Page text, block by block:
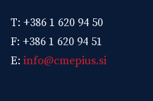
T: +386 1 620 94 50
F: +386 1 620 94 51
E: info@cmepius.si